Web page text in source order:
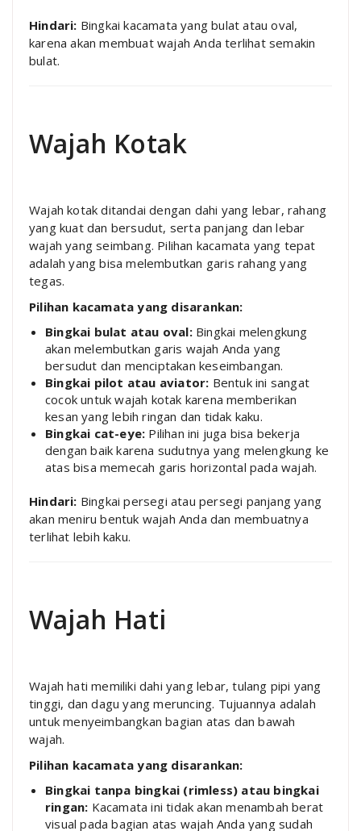
Hindari: Bingkai kacamata yang bulat atau oval,
karena akan membuat wajah Anda terlihat semakin
bulat.
Wajah Kotak
Wajah kotak ditandai dengan dahi yang lebar, rahang
yang kuat dan bersudut, serta panjang dan lebar
wajah yang seimbang. Pilihan kacamata yang tepat
adalah yang bisa melembutkan garis rahang yang
tegas.
Pilihan kacamata yang disarankan:
Bingkai bulat atau oval:Bingkai melengkung
akan melembutkan garis wajah Anda yang
bersudut dan menciptakan keseimbangan.
Bingkai pilot atau aviator: Bentuk ini sangat
cocok untuk wajah kotak karena memberikan
kesan yang lebih ringan dan tidak kaku.
Bingkai cat-eye: Pilihan ini juga bisa bekerja
dengan baik karena sudutnya yang melengkung ke
atas bisa memecah garis horizontal pada wajah.
Hindari: Bingkai persegi atau persegi panjang yang
akan meniru bentuk wajah Anda dan membuatnya
terlihat lebih kaku.
Wajah Hati
Wajah hati memiliki dahi yang lebar, tulang pipi yang
tinggi, dan dagu yang meruncing. Tujuannya adalah
untuk menyeimbangkan bagian atas dan bawah
wajah.
Pilihan kacamata yang disarankan:
Bingkai tanpa bingkai (rimless) atau bingkai
ringan: Kacamata ini tidak akan menambah berat
visual pada bagian atas wajah Anda yang sudah